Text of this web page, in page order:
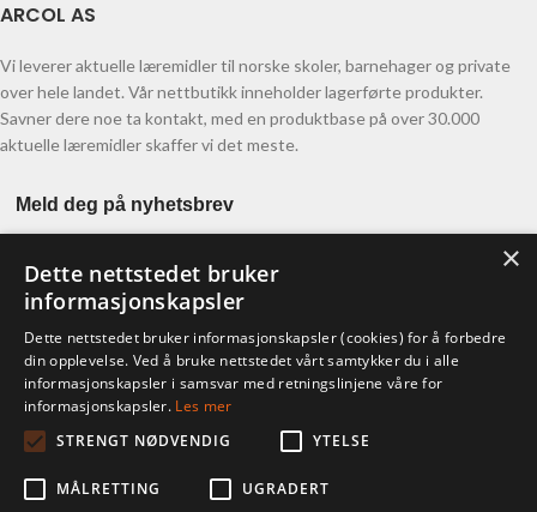
ARCOL AS
Vi leverer aktuelle læremidler til norske skoler, barnehager og private
over hele landet. Vår nettbutikk inneholder lagerførte produkter.
Savner dere noe ta kontakt, med en produktbase på over 30.000
aktuelle læremidler skaffer vi det meste.
Meld deg på nyhetsbrev
KONTO
Ordre
Kontodetaljer
×
Dette nettstedet bruker
informasjonskapsler
Dette nettstedet bruker informasjonskapsler (cookies) for å forbedre
din opplevelse. Ved å bruke nettstedet vårt samtykker du i alle
informasjonskapsler i samsvar med retningslinjene våre for
informasjonskapsler. Les mer
STRENGT NØDVENDIG
YTELSE
MÅLRETTING UGRADERT